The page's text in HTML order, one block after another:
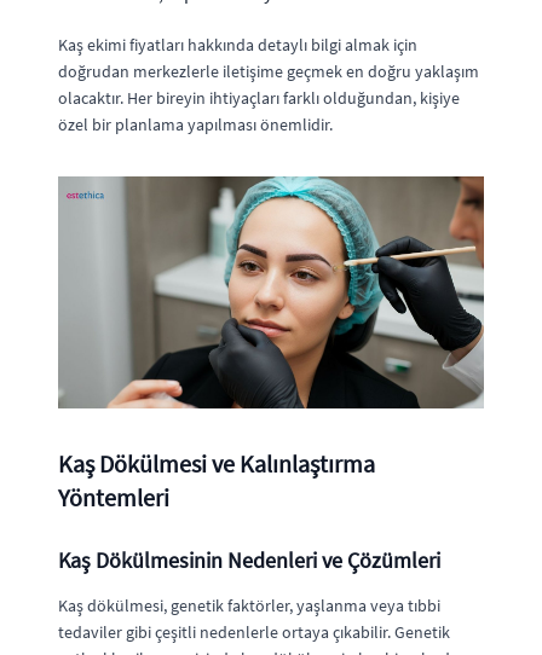
Kaş ekimi fiyatları hakkında detaylı bilgi almak için
doğrudan merkezlerle iletişime geçmek en doğru yaklaşım
olacaktır. Her bireyin ihtiyaçları farklı olduğundan, kişiye
özel bir planlama yapılması önemlidir.
Kaş Dökülmesi ve Kalınlaştırma
Yöntemleri
Kaş Dökülmesinin Nedenleri ve Çözümleri
Kaş dökülmesi, genetik faktörler, yaşlanma veya tıbbi
tedaviler gibi çeşitli nedenlerle ortaya çıkabilir. Genetik